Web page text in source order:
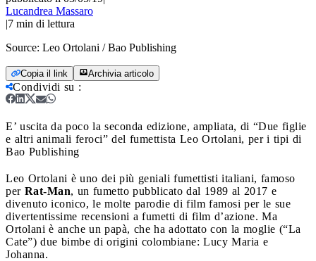
Lucandrea Massaro
|7 min di lettura
Source: Leo Ortolani / Bao Publishing
Copia il link Archivia articolo
Condividi su :
E’ uscita da poco la seconda edizione, ampliata, di “Due figlie
e altri animali feroci” del fumettista Leo Ortolani, per i tipi di
Bao Publishing
Leo Ortolani è uno dei più geniali fumettisti italiani, famoso
per Rat-Man, un fumetto pubblicato dal 1989 al 2017 e
divenuto iconico, le molte parodie di film famosi per le sue
divertentissime recensioni a fumetti di film d’azione. Ma
Ortolani è anche un papà, che ha adottato con la moglie (“La
Cate”) due bimbe di origini colombiane: Lucy Maria e
Johanna.